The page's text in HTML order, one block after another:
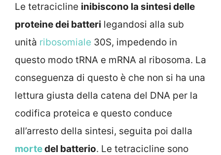
Le tetracicline inibiscono la sintesi delle
proteine dei batteri legandosi alla sub
unità ribosomiale 30S, impedendo in
questo modo tRNA e mRNA al ribosoma. La
conseguenza di questo è che non si ha una
lettura giusta della catena del DNA per la
codifica proteica e questo conduce
all’arresto della sintesi, seguita poi dalla
mortedel batterio. Le tetracicline sono